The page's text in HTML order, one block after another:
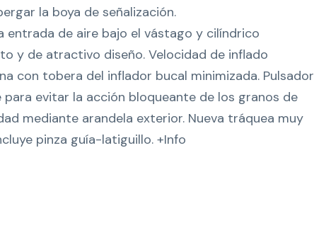
la boya de señalización.
de aire bajo el vástago y cilíndrico
y de atractivo diseño. Velocidad de inflado
con tobera del inflador bucal minimizada. Pulsador
evitar la acción bloqueante de los granos de
mediante arandela exterior. Nueva tráquea muy
pinza guía-latiguillo. +Info